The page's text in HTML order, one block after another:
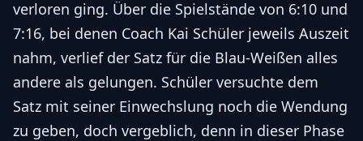
verloren ging. Über die Spielstände von 6:10 und
7:16, bei denen Coach Kai Schüler jeweils Auszeit
nahm, verlief der Satz für die Blau-Weißen alles
andere als gelungen. Schüler versuchte dem
Satz mit seiner Einwechslung noch die Wendung
zu geben, doch vergeblich, denn in dieser Phase